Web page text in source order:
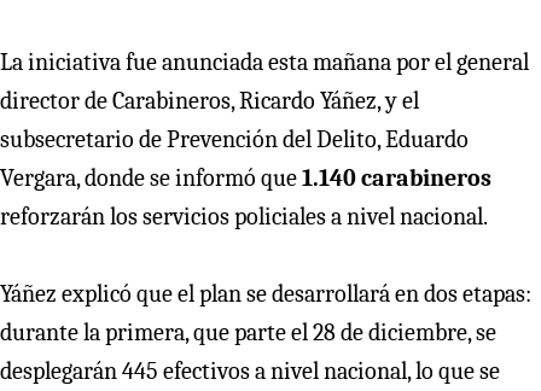
La iniciativa fue anunciada esta mañana por el general
director de Carabineros, Ricardo Yáñez, y el
subsecretario de Prevención del Delito, Eduardo
Vergara, donde se informó que1.140 carabineros
reforzarán los servicios policiales a nivel nacional.
Yáñez explicó que el plan se desarrollará en dos etapas:
durante la primera, que parte el 28 de diciembre, se
desplegarán 445 efectivos a nivel nacional, lo que se